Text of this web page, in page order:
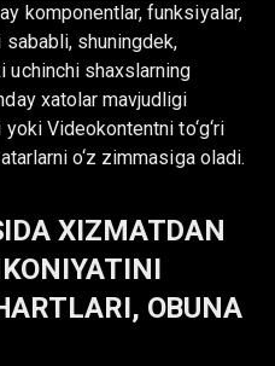
komponentlar, funksiyalar,
sababli, shuningdek,
uchinchi shaxslarning
xatolar mavjudligi
Videokontentni to‘g‘ri
o‘z zimmasiga oladi.
XIZMATDAN
OBUNA